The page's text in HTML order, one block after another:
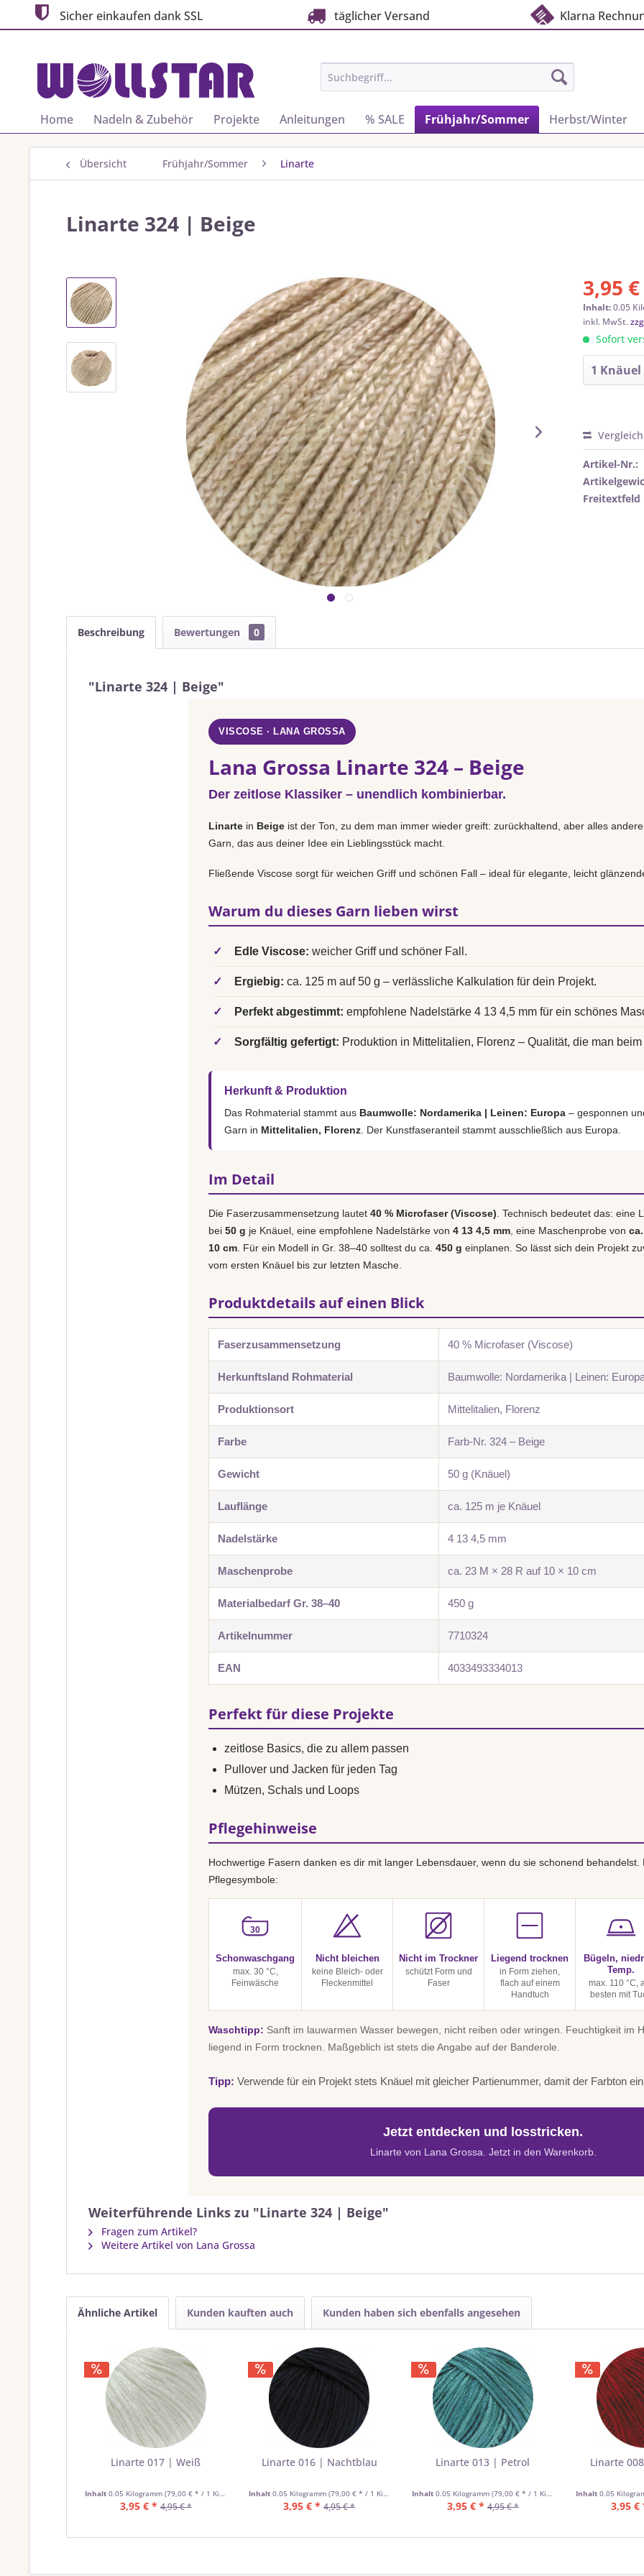
Sicher einkaufen dank SSL täglicher Versand Klarna
Home Nadeln & Zubehör Projekte Anleitungen % SALE Frühjahr/Sommer Herbst/Winter
Übersicht Frühjahr/Sommer Linarte
Linarte 324 | Beige
3,95
Inhalt:0.05
inkl. MwSt.
Sofort
Artikel-Nr.:
Freitextfeld
Beschreibung Bewertungen 0
"Linarte 324 | Beige"
VISCOSE · LANA GROSSA
Lana Grossa Linarte 324 – Beige
Der zeitlose Klassiker – unendlich kombinierbar.
Linarte in Beige ist der Ton, zu dem man immer wieder greift: zurückhaltend, aber alles
Garn, das aus deiner Idee ein Lieblingsstück macht.
Fließende Viscose sorgt für weichen Griff und schönen Fall – ideal für elegante, leicht
Warum du dieses Garn lieben wirst
✓ Edle Viscose: weicher Griff und schöner Fall.
✓ Ergiebig: ca. 125 m auf 50 g – verlässliche Kalkulation für dein Projekt.
✓ Perfekt abgestimmt: empfohlene Nadelstärke 4 13 4,5 mm für ein schönes
✓ Sorgfältig gefertigt: Produktion in Mittelitalien, Florenz – Qualität, die man
Herkunft & Produktion
Das Rohmaterial stammt aus Baumwolle: Nordamerika | Leinen: Europa – gesponnen
Garn in Mittelitalien, Florenz . Der Kunstfaseranteil stammt ausschließlich aus Europa.
Im Detail
Die Faserzusammensetzung lautet 40 % Microfaser (Viscose) . Technisch bedeutet das: eine
bei 50 g je Knäuel, eine empfohlene Nadelstärke von 4 13 4,5 mm , eine Maschenprobe von
10 cm . Für ein Modell in Gr. 38–40 solltest du ca. 450 g einplanen. So lässt sich dein Projekt
vom ersten Knäuel bis zur letzten Masche.
Produktdetails auf einen Blick
Faserzusammensetzung 40 % Microfaser (Viscose)
Herkunftsland Rohmaterial Baumwolle: Nordamerika | Leinen:
Produktionsort Mittelitalien, Florenz
Farbe Farb-Nr. 324 – Beige
Gewicht 50 g (Knäuel)
Lauflänge ca. 125 m je Knäuel
Nadelstärke 4 13 4,5 mm
Maschenprobe ca. 23 M × 28 R auf 10 × 10 cm
Materialbedarf Gr. 38–40 450 g
Artikelnummer 7710324
EAN 4033493334013
Perfekt für diese Projekte
zeitlose Basics, die zu allem passen
Pullover und Jacken für jeden Tag
Mützen, Schals und Loops
Pflegehinweise
Hochwertige Fasern danken es dir mit langer Lebensdauer, wenn du sie schonend
Pflegesymbole:
30
Schonwaschgang
max. 30 °C,
Feinwäsche
Nicht bleichen
keine Bleich- oder
Fleckenmittel
Nicht im Trockner
schützt Form und
Faser
Liegend trocknen
in Form ziehen,
flach auf einem
Handtuch
Bügeln,
Temp.
max. 110 °C,
besten mit
Waschtipp: Sanft im lauwarmen Wasser bewegen, nicht reiben oder wringen. Feuchtigkeit im
liegend in Form trocknen. Maßgeblich ist stets die Angabe auf der Banderole.
Tipp: Verwende für ein Projekt stets Knäuel mit gleicher Partienummer, damit der Farbton
Jetzt entdecken und losstricken.
Linarte von Lana Grossa. Jetzt in den Warenkorb.
Weiterführende Links zu "Linarte 324 | Beige"
Fragen zum Artikel?
Weitere Artikel von Lana Grossa
Ähnliche Artikel Kunden kauften auch Kunden haben sich ebenfalls angesehen
Linarte 017 | Weiß
Inhalt 0.05 Kilogramm (79,00 € * / 1 Kilogramm)
3,95 € * 4,95 € *
Linarte 016 | Nachtblau
Inhalt 0.05 Kilogramm (79,00 € * / 1 Kilogramm)
3,95 € * 4,95 € *
Linarte 013 | Petrol
Inhalt0.05 Kilogramm(79,00 € * / 1 Kilogramm)
3,95 € * 4,95 € *
Linarte
Inhalt 0.05
3,95 €